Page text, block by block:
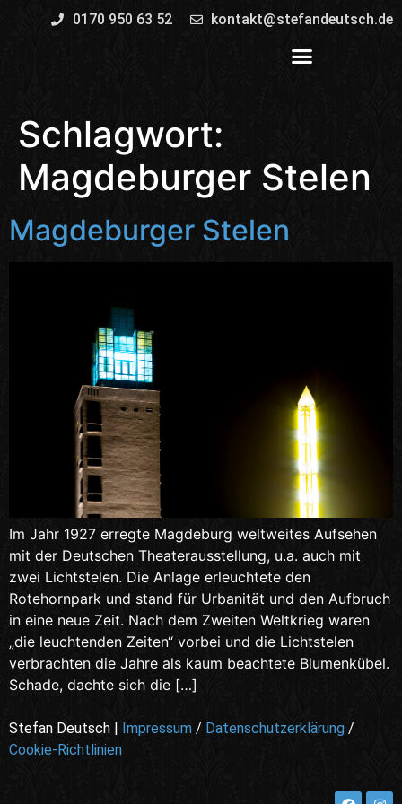
0170 950 63 52 kontakt@stefandeutsch.de
Schlagwort:
Magdeburger Stelen
Magdeburger Stelen
Im Jahr 1927 erregte Magdeburg weltweites Aufsehen
mit der Deutschen Theaterausstellung, u.a. auch mit
zwei Lichtstelen. Die Anlage erleuchtete den
Rotehornpark und stand für Urbanität und den Aufbruch
in eine neue Zeit. Nach dem Zweiten Weltkrieg waren
„die leuchtenden Zeiten“ vorbei und die Lichtstelen
verbrachten die Jahre als kaum beachtete Blumenkübel.
Schade, dachte sich die […]
Stefan Deutsch | Impressum / Datenschutzerklärung /
Cookie-Richtlinien